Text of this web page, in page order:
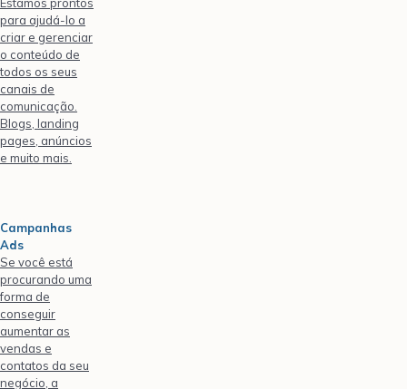
para ajudá-lo a
criar e gerenciar
o conteúdo de
todos os seus
canais de
comunicação.
Blogs, landing
pages, anúncios
e muito mais.
Campanhas
Ads
Se você está
procurando uma
forma de
conseguir
aumentar as
vendas e
contatos da seu
negócio, a